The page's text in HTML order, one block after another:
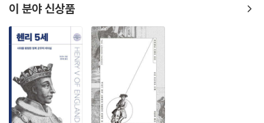
이 분야 신상품